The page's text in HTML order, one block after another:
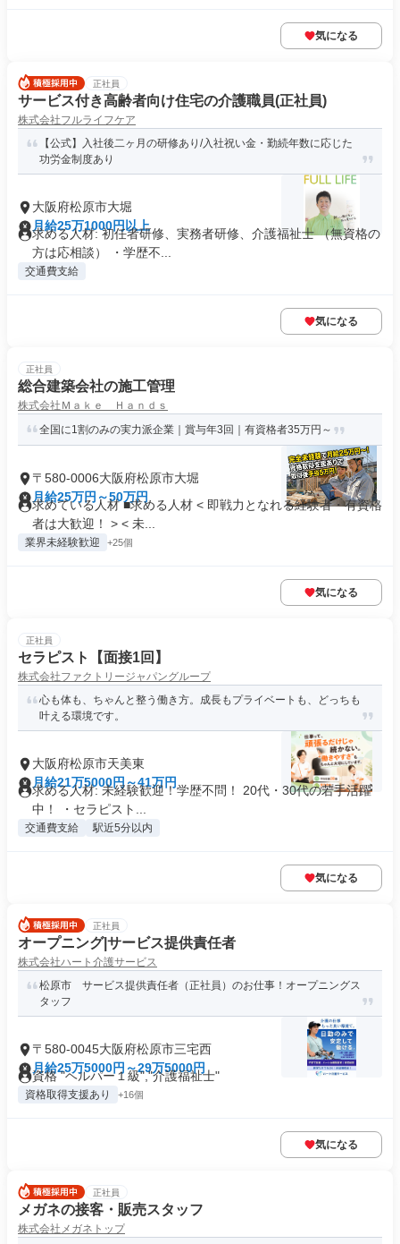
気になる
正社員
サービス付き高齢者向け住宅の介護職員(正社員)
株式会社フルライフケア
【公式】入社後二ヶ月の研修あり/入社祝い金・勤続年数に応じた
功労金制度あり
大阪府松原市大堀
月給25万1000円以上
求める人材: 初任者研修、実務者研修、介護福祉士 （無資格の
方は応相談） ・学歴不...
交通費支給
気になる
正社員
総合建築会社の施工管理
株式会社Ｍａｋｅ Ｈａｎｄｓ
全国に1割のみの実力派企業｜賞与年3回｜有資格者35万円～
〒580-0006大阪府松原市大堀
月給25万円～50万円
求めている人材 ■求める人材 < 即戦力となれる経験者・有資格
者は大歓迎！ > < 未...
業界未経験歓迎 +25個
気になる
正社員
セラピスト【面接1回】
株式会社ファクトリージャパングループ
心も体も、ちゃんと整う働き方。成長もプライベートも、どっちも
叶える環境です。
大阪府松原市天美東
月給21万5000円～41万円
求める人材: 未経験歓迎！学歴不問！ 20代・30代の若手活躍
中！ ・セラピスト...
交通費支給 駅近5分以内
気になる
正社員
オープニング|サービス提供責任者
株式会社ハート介護サービス
松原市 サービス提供責任者（正社員）のお仕事！オープニングス
タッフ
〒580-0045大阪府松原市三宅西
月給25万5000円～29万5000円
資格 "ヘルパー１級","介護福祉士"
資格取得支援あり +16個
気になる
正社員
メガネの接客・販売スタッフ
株式会社メガネトップ